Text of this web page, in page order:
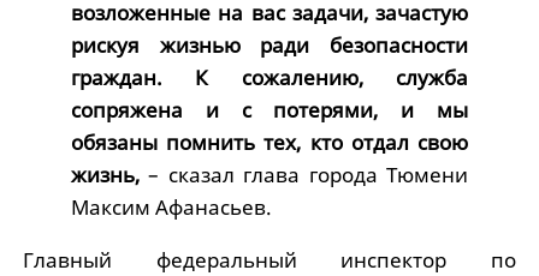
возложенные на вас задачи, зачастую
рискуя жизнью ради безопасности
граждан. К сожалению, служба
сопряжена и с потерями, и мы
обязаны помнить тех, кто отдал свою
жизнь,– сказал глава города Тюмени
Максим Афанасьев.
Главный федеральный инспектор по